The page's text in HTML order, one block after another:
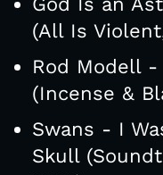
(All Is
Rod Modell
(Incense &
Swans - I
Skull